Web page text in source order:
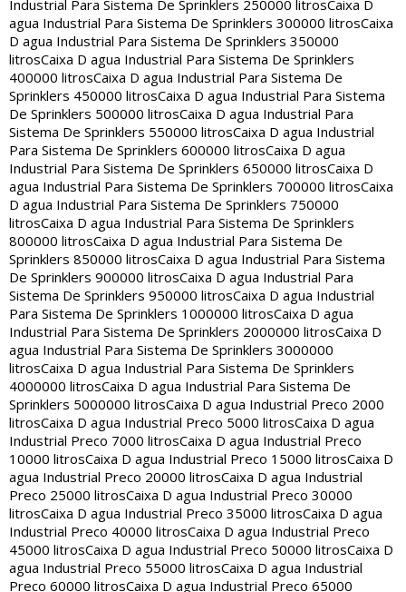
Industrial Para Sistema De Sprinklers 250000 litrosCaixa D
agua Industrial Para Sistema De Sprinklers 300000 litrosCaixa
D agua Industrial Para Sistema De Sprinklers 350000
litrosCaixa D agua Industrial Para Sistema De Sprinklers
400000 litrosCaixa D agua Industrial Para Sistema De
Sprinklers 450000 litrosCaixa D agua Industrial Para Sistema
De Sprinklers 500000 litrosCaixa D agua Industrial Para
Sistema De Sprinklers 550000 litrosCaixa D agua Industrial
Para Sistema De Sprinklers 600000 litrosCaixa D agua
Industrial Para Sistema De Sprinklers 650000 litrosCaixa D
agua Industrial Para Sistema De Sprinklers 700000 litrosCaixa
D agua Industrial Para Sistema De Sprinklers 750000
litrosCaixa D agua Industrial Para Sistema De Sprinklers
800000 litrosCaixa D agua Industrial Para Sistema De
Sprinklers 850000 litrosCaixa D agua Industrial Para Sistema
De Sprinklers 900000 litrosCaixa D agua Industrial Para
Sistema De Sprinklers 950000 litrosCaixa D agua Industrial
Para Sistema De Sprinklers 1000000 litrosCaixa D agua
Industrial Para Sistema De Sprinklers 2000000 litrosCaixa D
agua Industrial Para Sistema De Sprinklers 3000000
litrosCaixa D agua Industrial Para Sistema De Sprinklers
4000000 litrosCaixa D agua Industrial Para Sistema De
Sprinklers 5000000 litrosCaixa D agua Industrial Preco 2000
litrosCaixa D agua Industrial Preco 5000 litrosCaixa D agua
Industrial Preco 7000 litrosCaixa D agua Industrial Preco
10000 litrosCaixa D agua Industrial Preco 15000 litrosCaixa D
agua Industrial Preco 20000 litrosCaixa D agua Industrial
Preco 25000 litrosCaixa D agua Industrial Preco 30000
litrosCaixa D agua Industrial Preco 35000 litrosCaixa D agua
Industrial Preco 40000 litrosCaixa D agua Industrial Preco
45000 litrosCaixa D agua Industrial Preco 50000 litrosCaixa D
agua Industrial Preco 55000 litrosCaixa D agua Industrial
Preco 60000 litrosCaixa D agua Industrial Preco 65000